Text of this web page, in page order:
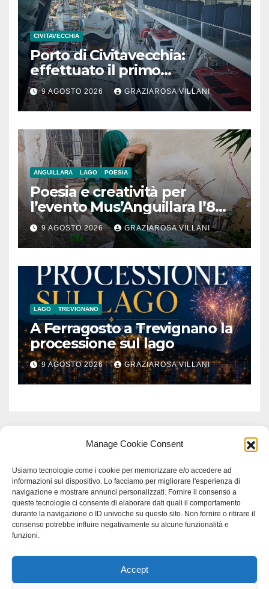
Manage Cookie Consent
Usiamo tecnologie come i cookie per memorizzare e/o accedere ad
informazioni sul dispositivo. Lo facciamo per migliorare l'esperienza di
navigazione e mostrare annunci personalizzati. Fornire il consenso a
queste tecnologie ci consente di elaborare dati quali il comportamento
durante la navigazione o ID univoche su questo sito. Non fornire o ritirare il
consenso potrebbe influire negativamente su alcune funzionalità e
funzioni.
Accept
CIVITAVECCHIA
Porto di Civitavecchia:
effettuato il primo
rifornimento di GNL ad una
nave da crociera
9 AGOSTO 2026 GRAZIAROSA VILLANI
ANGUILLARA LAGO POESIA
Poesia e creatività per
l’evento Mus’Anguillara l’8
agosto 2026 al Museo
Contadino
9 AGOSTO 2026 GRAZIAROSA VILLANI
LAGO TREVIGNANO
A Ferragosto a Trevignano la
processione sul lago
9 AGOSTO 2026 GRAZIAROSA VILLANI
Proudly powered by WordPress|Tema: Newspaperex di